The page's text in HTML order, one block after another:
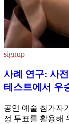
signup
사례 연구: 사
테스트에서 우
공연 예술 참가자
정 투표를 활용해